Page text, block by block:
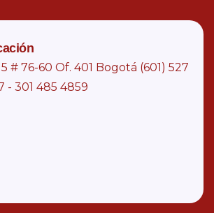
Naranja 32*25*5000
# 76-60 Of. 401 Bogotá (601) 527
- 301 485 4859